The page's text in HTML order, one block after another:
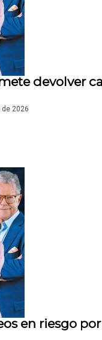
devolver
2026
en riesgo